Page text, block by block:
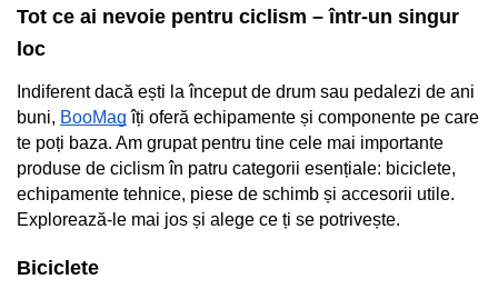
Manete acceleratie
Controller
Motoare
Faruri si lumini
Butoane si conectori
Kit controller si display
Senzori
Convertor
Tot ce ai nevoie pentru ciclism – într-un singur
loc
Indiferent dacă ești la început de drum sau pedalezi de ani
buni, BooMag îți oferă echipamente și componente pe care
te poți baza. Am grupat pentru tine cele mai importante
produse de ciclism în patru categorii esențiale: biciclete,
echipamente tehnice, piese de schimb și accesorii utile.
Explorează-le mai jos și alege ce ți se potrivește.
Biciclete